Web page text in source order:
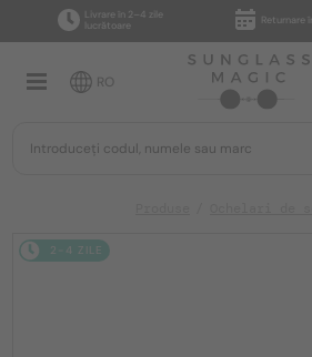
Livrare în 2–4 zile
lucrătoare
Returnare în
RO
2-4 ZILE